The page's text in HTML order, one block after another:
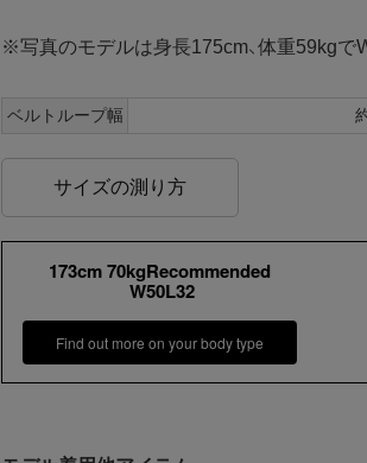
※写真のモデルは身長175cm、体重59kgで
ベルトループ幅
サイズの測り方
173cm 70kgRecommended
W50L32
Find out more on your body type